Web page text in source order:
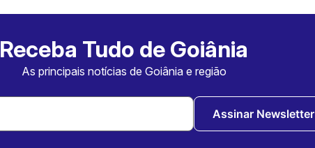
Receba Tudo de Goiânia
As principais notícias de Goiânia e região
Assinar Newsletter